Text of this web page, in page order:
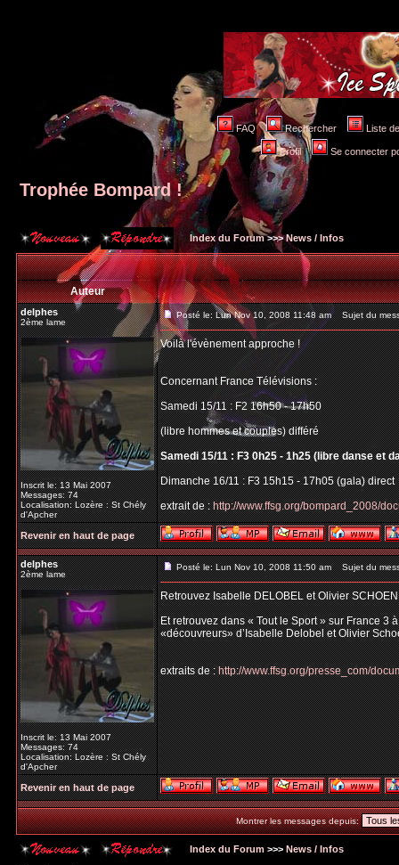
FAQ Rechercher Liste
Profil Se connecter
Trophée Bompard !
Index du Forum>>>News / Infos
Auteur
delphes
2ème lame
Inscrit le: 13 Mai 2007
Messages: 74
Localisation: Lozère : St Chély
d'Apcher
Posté le: Lun Nov 10, 2008 11:48 am Sujet du
Voilà l'évènement approche !
Concernant France Télévisions :
Samedi 15/11 : F2 16h50 - 17h50
(libre hommes et couples) différé
Samedi 15/11 : F3 0h25 - 1h25 (libre danse et
Dimanche 16/11 : F3 15h15 - 17h05 (gala) direct
extrait de :http://www.ffsg.org/bompard_2008/
Revenir en haut de page
delphes
2ème lame
Inscrit le: 13 Mai 2007
Messages: 74
Localisation: Lozère : St Chély
d'Apcher
Posté le: Lun Nov 10, 2008 11:50 am Sujet du
Retrouvez Isabelle DELOBEL et Olivier
Et retrouvez dans « Tout le Sport » sur France 3
«découvreurs» d’Isabelle Delobel et Olivier
extraits de :http://www.ffsg.org/presse_com/
Revenir en haut de page
Montrer les messages depuis:
Index du Forum >>> News / Infos